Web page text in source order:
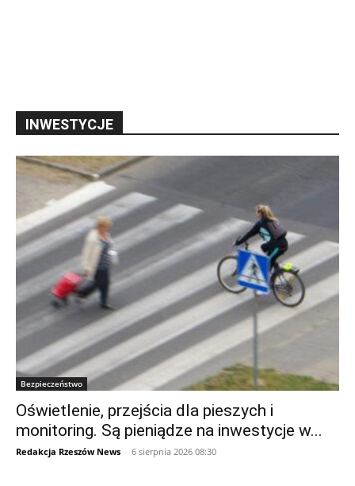
INWESTYCJE
Bezpieczeństwo
Oświetlenie, przejścia dla pieszych i
monitoring. Są pieniądze na inwestycje w...
Redakcja Rzeszów News - 6 sierpnia 2026 08:30